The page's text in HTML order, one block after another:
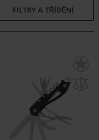
FILTRY A TŘÍDĚNÍ